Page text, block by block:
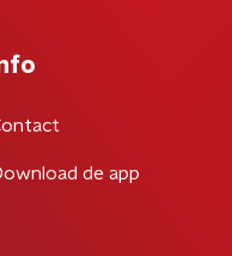
de app